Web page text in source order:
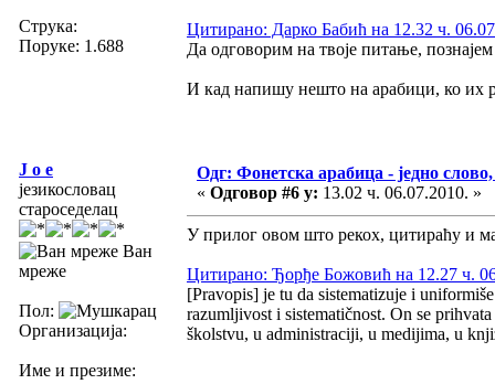
Струка:
Поруке: 1.688
Цитирано: Дарко Бабић на 12.32 ч.
Да одговорим на твоје питање,
И кад напишу нешто на арабици, ко их
J o e
језикословац
староседелац
Ван
мреже
Пол:
Организација:
Име и презиме:
Одг: Фонетска арабица - једно слово,
« Одговор #6 у: 13.02 ч. 06.07.2010. »
У прилог овом што рекох, цитираћу и
Цитирано: Ђорђе Божовић на 12.27 ч.
[Pravopis] je tu da sistematizuje i
razumljivost i sistematičnost. On se
školstvu, u administraciji, u medijima, u